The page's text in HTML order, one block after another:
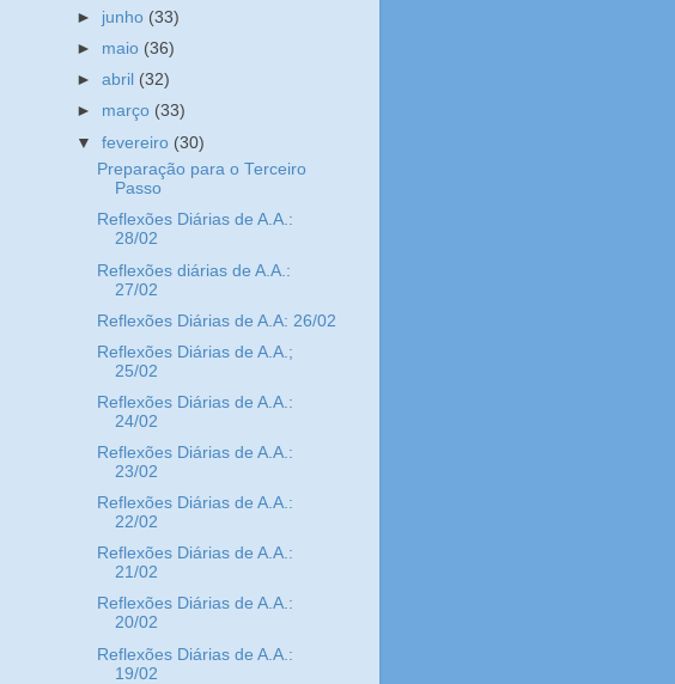
► junho (33)
► maio (36)
►abril (32)
► março (33)
▼fevereiro (30)
Preparação para o Terceiro
Passo
Reflexões Diárias de A.A.:
28/02
Reflexões diárias de A.A.:
27/02
Reflexões Diárias de A.A: 26/02
Reflexões Diárias de A.A.;
25/02
Reflexões Diárias de A.A.:
24/02
Reflexões Diárias de A.A.:
23/02
Reflexões Diárias de A.A.:
22/02
Reflexões Diárias de A.A.:
21/02
Reflexões Diárias de A.A.:
20/02
Reflexões Diárias de A.A.:
19/02